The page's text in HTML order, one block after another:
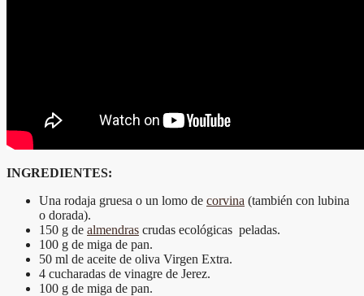
INGREDIENTES:
Una rodaja gruesa o un lomo de corvina (también con lubina
o dorada).
150 g de almendras crudas ecológicas peladas.
100 g de miga de pan.
50 ml de aceite de oliva Virgen Extra.
4 cucharadas de vinagre de Jerez.
100 g de miga de pan.